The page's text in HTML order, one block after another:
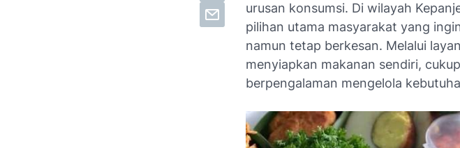
urusan konsumsi. Di wilayah
pilihan utama masyarakat yang
namun tetap berkesan. Melalui
menyiapkan makanan sendiri,
berpengalaman mengelola